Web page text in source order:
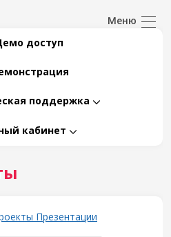
доступ
поддержка
кабинет
Презентации